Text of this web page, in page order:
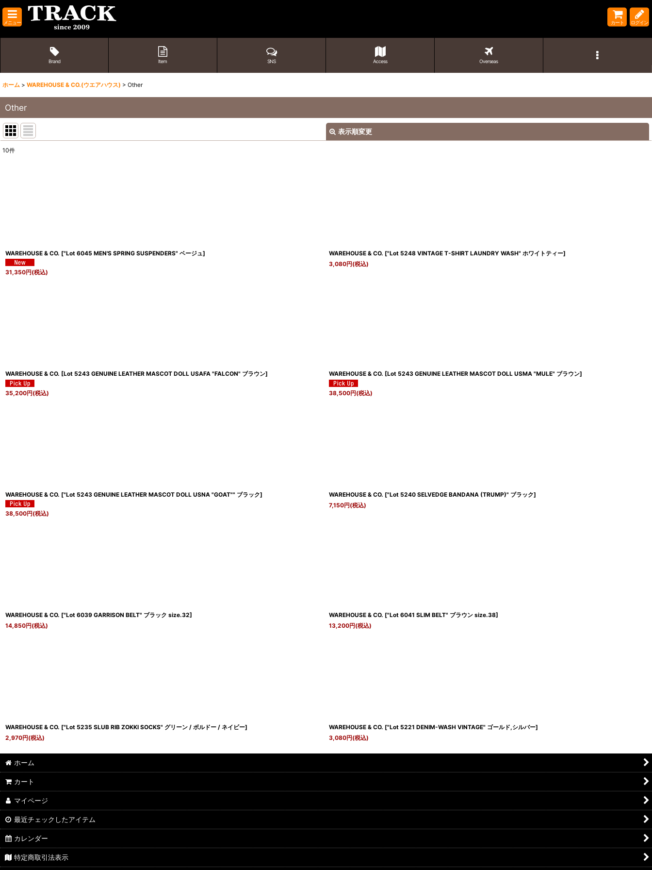
メニュー カート ログイン
Brand Item SNS Access Overseas
ホーム > WAREHOUSE & CO.(ウエアハウス) > Other
Other
表示順変更
10件
WAREHOUSE & CO. ["Lot 6045 MEN'S SPRING SUSPENDERS" ベージュ]
31,350円(税込)
WAREHOUSE & CO. ["Lot 5248 VINTAGE T-SHIRT LAUNDRY WASH" ホワイトティー]
3,080円(税込)
WAREHOUSE & CO. [Lot 5243 GENUINE LEATHER MASCOT DOLL USAFA "FALCON" ブラウン]
35,200円(税込)
WAREHOUSE & CO. [Lot 5243 GENUINE LEATHER MASCOT DOLL USMA "MULE" ブラウン]
38,500円(税込)
WAREHOUSE & CO. ["Lot 5243 GENUINE LEATHER MASCOT DOLL USNA "GOAT"" ブラック]
38,500円(税込)
WAREHOUSE & CO. ["Lot 5240 SELVEDGE BANDANA (TRUMP)" ブラック]
7,150円(税込)
WAREHOUSE & CO. ["Lot 6039 GARRISON BELT" ブラック size.32]
14,850円(税込)
WAREHOUSE & CO. ["Lot 6041 SLIM BELT" ブラウン size.38]
13,200円(税込)
WAREHOUSE & CO. ["Lot 5235 SLUB RIB ZOKKI SOCKS" グリーン / ボルドー / ネイビー]
2,970円(税込)
WAREHOUSE & CO. ["Lot 5221 DENIM-WASH VINTAGE" ゴールド,シルバー]
3,080円(税込)
ホーム
カート
マイページ
最近チェックしたアイテム
カレンダー
特定商取引法表示